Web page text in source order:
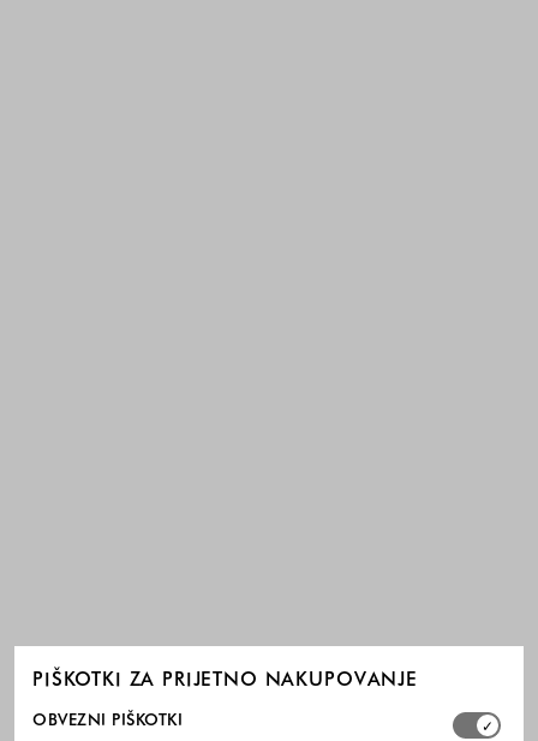
PIŠKOTKI ZA PRIJETNO NAKUPOVANJE
Izberite, katere skupine piškotkov dovolite. Obvezni
OBVEZNI PIŠKOTKI